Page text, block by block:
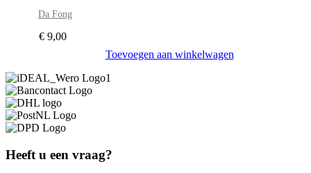
Da Fong
€ 9,00
Toevoegen aan winkelwagen
Heeft u een vraag?